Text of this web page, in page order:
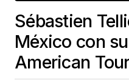
Sébastien
México con
American